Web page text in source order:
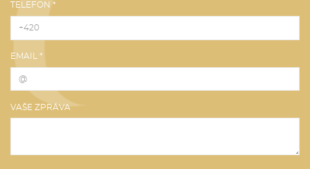
TELEFON *
EMAIL *
VAŠE ZPRÁVA